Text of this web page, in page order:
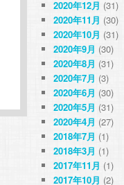
2020年12月 (31)
2020年11月 (30)
2020年10月 (31)
2020年9月 (30)
2020年8月 (31)
2020年7月 (3)
2020年6月 (30)
2020年5月 (31)
2020年4月 (27)
2018年7月 (1)
2018年3月 (1)
2017年11月 (1)
2017年10月 (2)